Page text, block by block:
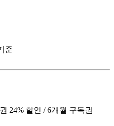
준
24% 할인 / 6개월 구독권